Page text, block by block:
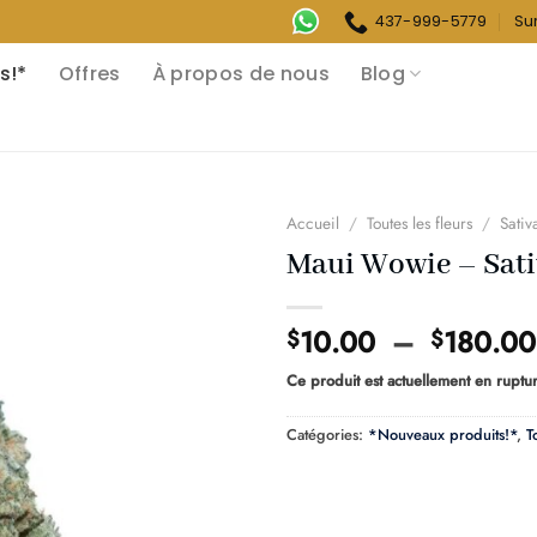
437-999-5779
Offres À propos de nous Blog
Accueil / Toutes les fleurs /
Maui Wowie –
$10.00 – $180.00
Ce produit est actuellement en
Catégories: *Nouveaux produits!*,